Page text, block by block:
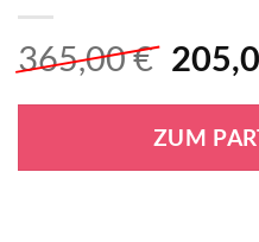
365,00€
war:
ZUM